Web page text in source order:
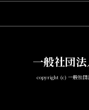
一般社団
copyright (c) 一般社団